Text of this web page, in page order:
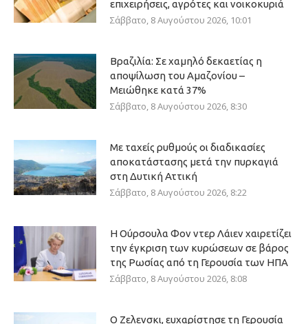
επιχειρήσεις, αγρότες και νοικοκυριά
Σάββατο, 8 Αυγούστου 2026, 10:01
Βραζιλία: Σε χαμηλό δεκαετίας η
αποψίλωση του Αμαζονίου –
Μειώθηκε κατά 37%
Σάββατο, 8 Αυγούστου 2026, 8:30
Με ταχείς ρυθμούς οι διαδικασίες
αποκατάστασης μετά την πυρκαγιά
στη Δυτική Αττική
Σάββατο, 8 Αυγούστου 2026, 8:22
Η Ούρσουλα Φον ντερ Λάιεν χαιρετίζει
την έγκριση των κυρώσεων σε βάρος
της Ρωσίας από τη Γερουσία των ΗΠΑ
Σάββατο, 8 Αυγούστου 2026, 8:08
Ο Ζελενσκι, ευχαρίστησε τη Γερουσία